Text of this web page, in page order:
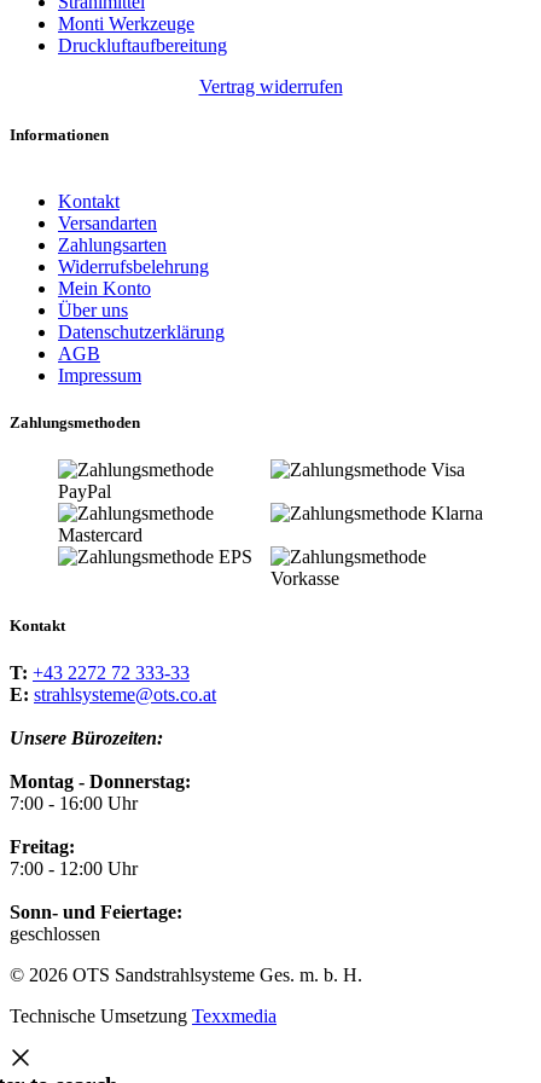
Monti Werkzeuge
Druckluftaufbereitung
Vertrag widerrufen
Informationen
Kontakt
Versandarten
Zahlungsarten
Widerrufsbelehrung
Mein Konto
Über uns
Datenschutzerklärung
AGB
Impressum
Zahlungsmethoden
Kontakt
T: +43 2272 72 333-33
E: strahlsysteme@ots.co.at
Unsere Bürozeiten:
Montag - Donnerstag:
7:00 - 16:00 Uhr
Freitag:
7:00 - 12:00 Uhr
Sonn- und Feiertage:
geschlossen
© 2026 OTS Sandstrahlsysteme Ges. m. b. H.
Technische Umsetzung Texxmedia